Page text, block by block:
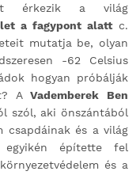
érkezik a világ
a fagypont alattc.
mutatja be, olyan
-62 Celsius
hogyan próbálják
AVademberek Ben
szól, aki önszántából
és a világ
egyikén építette fel
és a